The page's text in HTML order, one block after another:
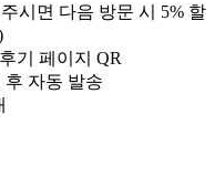
시면 다음 방문 시 5% 할
기 페이지 QR
후 자동 발송